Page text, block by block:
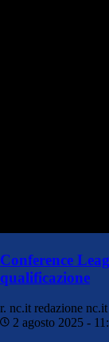
Conference
qualificazione
r. nc.it redazione nc.it
2 agosto 2025 -